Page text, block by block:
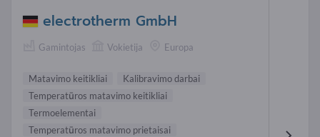
electrotherm GmbH
Gamintojas Vokietija Europa
Matavimo keitikliai
Kalibravimo darbai
Temperatūros matavimo keitikliai
Termoelementai
Temperatūros matavimo prietaisai